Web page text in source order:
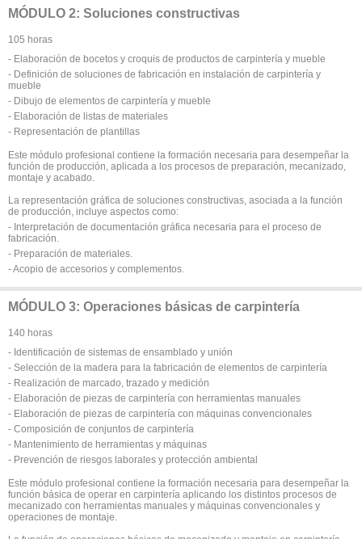
MÓDULO 2: Soluciones constructivas
105 horas
- Elaboración de bocetos y croquis de productos de carpintería y mueble
- Definición de soluciones de fabricación en instalación de carpintería y
mueble
- Dibujo de elementos de carpintería y mueble
- Elaboración de listas de materiales
- Representación de plantillas
Este módulo profesional contiene la formación necesaria para desempeñar la
función de producción, aplicada a los procesos de preparación, mecanizado,
montaje y acabado.
La representación gráfica de soluciones constructivas, asociada a la función
de producción, incluye aspectos como:
- Interpretación de documentación gráfica necesaria para el proceso de
fabricación.
- Preparación de materiales.
- Acopio de accesorios y complementos.
MÓDULO 3: Operaciones básicas de carpintería
140 horas
- Identificación de sistemas de ensamblado y unión
- Selección de la madera para la fabricación de elementos de carpintería
- Realización de marcado, trazado y medición
- Elaboración de piezas de carpintería con herramientas manuales
- Elaboración de piezas de carpintería con máquinas convencionales
- Composición de conjuntos de carpintería
- Mantenimiento de herramientas y máquinas
- Prevención de riesgos laborales y protección ambiental
Este módulo profesional contiene la formación necesaria para desempeñar la
función básica de operar en carpintería aplicando los distintos procesos de
mecanizado con herramientas manuales y máquinas convencionales y
operaciones de montaje.